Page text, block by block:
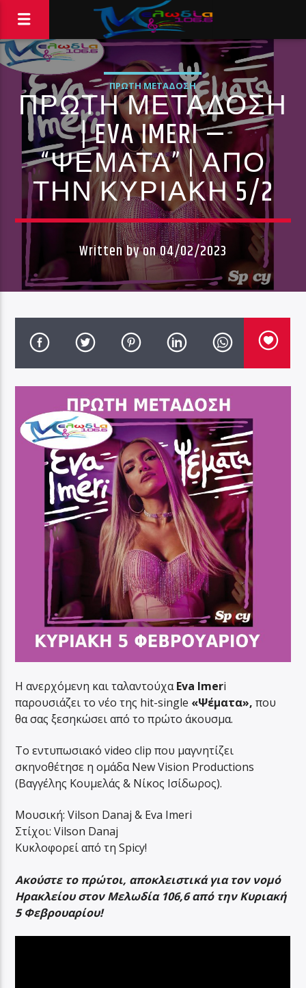
ΠΡΏΤΗ ΜΕΤΆΔΟΣΗ
ΠΡΩΤΗ ΜΕΤΑΔΟΣΗ
| EVA IMERI —
“ΨΕΜΑΤΑ” | ΑΠΟ
ΤΗΝ ΚΥΡΙΑΚΗ 5/2
Written byon 04/02/2023
Η ανερχόμενη και ταλαντούχαEva Imeri
παρουσιάζει το νέο της hit-single «Ψέματα», που
θα σας ξεσηκώσει από το πρώτο άκουσμα.
Το εντυπωσιακό video clip που μαγνητίζει
σκηνοθέτησε η ομάδα New Vision Productions
(Βαγγέλης Κουμελάς & Νίκος Ισίδωρος).
Μουσική: Vilson Danaj & Eva Imeri
Στίχοι: Vilson Danaj
Κυκλοφορεί από τη Spicy!
Ακούστε το πρώτοι, αποκλειστικά για τον νομό
Ηρακλείου στον Μελωδία 106,6 από την Κυριακή
5 Φεβρουαρίου!